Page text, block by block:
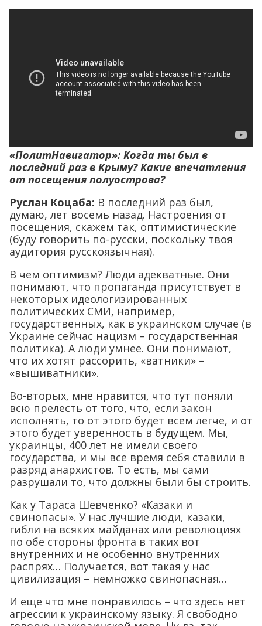
«ПолитНавигатор»: Когда ты был в
последний раз в Крыму? Какие впечатления
от посещения полуострова?
Руслан Коцаба: В последний раз был,
думаю, лет восемь назад. Настроения от
посещения, скажем так, оптимистические
(буду говорить по-русски, поскольку твоя
аудитория русскоязычная).
В чем оптимизм? Люди адекватные. Они
понимают, что пропаганда присутствует в
некоторых идеологизированных
политических СМИ, например,
государственных, как в украинском случае (в
Украине сейчас нацизм – государственная
политика). А люди умнее. Они понимают,
что их хотят рассорить, «ватники» –
«вышиватники».
Во-вторых, мне нравится, что тут поняли
всю прелесть от того, что, если закон
исполнять, то от этого будет всем легче, и от
этого будет уверенность в будущем. Мы,
украинцы, 400 лет не имели своего
государства, и мы все время себя ставили в
разряд анархистов. То есть, мы сами
разрушали то, что должны были бы строить.
Как у Тараса Шевченко? «Казаки и
свинопасы». У нас лучшие люди, казаки,
гибли на всяких майданах или революциях
по обе стороны фронта в таких вот
внутренних и не особенно внутренних
распрях… Получается, вот такая у нас
цивилизация – немножко свинопасная…
И еще что мне понравилось – что здесь нет
агрессии к украинскому языку. Я свободно